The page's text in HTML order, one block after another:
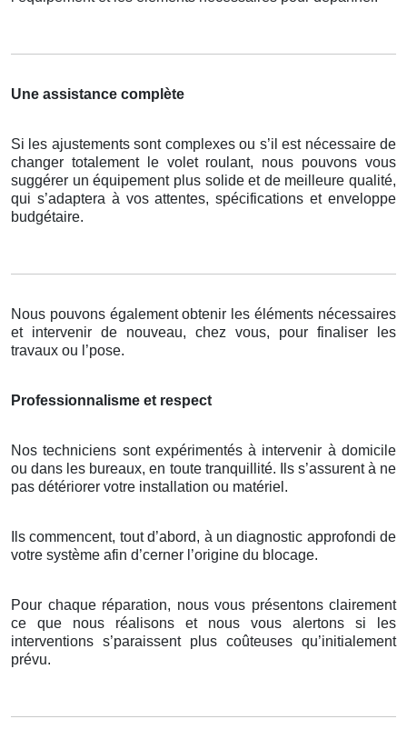
Une assistance complète
Si les ajustements sont complexes ou s’il est nécessaire de
changer totalement le volet roulant, nous pouvons vous
suggérer un équipement plus solide et de meilleure qualité,
qui s’adaptera à vos attentes, spécifications et enveloppe
budgétaire.
Nous pouvons également obtenir les éléments nécessaires
et intervenir de nouveau, chez vous, pour finaliser les
travaux ou l’pose.
Professionnalisme et respect
Nos techniciens sont expérimentés à intervenir à domicile
ou dans les bureaux, en toute tranquillité. Ils s’assurent à ne
pas détériorer votre installation ou matériel.
Ils commencent, tout d’abord, à un diagnostic approfondi de
votre système afin d’cerner l’origine du blocage.
Pour chaque réparation, nous vous présentons clairement
ce que nous réalisons et nous vous alertons si les
interventions s’paraissent plus coûteuses qu’initialement
prévu.